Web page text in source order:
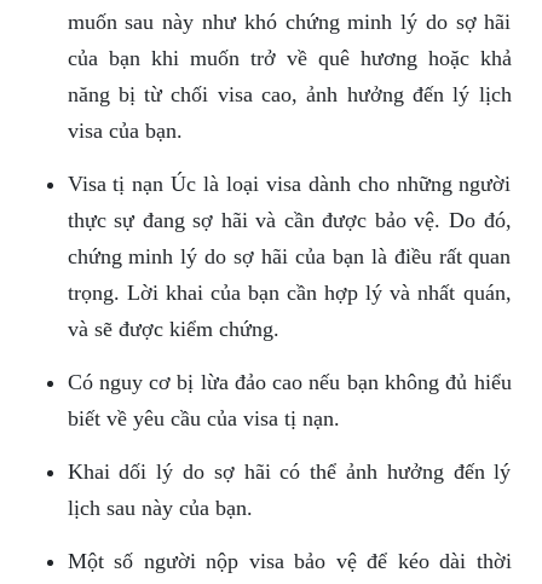
muốn sau này như khó chứng minh lý do sợ hãi
của bạn khi muốn trở về quê hương hoặc khả
năng bị từ chối visa cao, ảnh hưởng đến lý lịch
visa của bạn.
Visa tị nạn Úc là loại visa dành cho những người
thực sự đang sợ hãi và cần được bảo vệ. Do đó,
chứng minh lý do sợ hãi của bạn là điều rất quan
trọng. Lời khai của bạn cần hợp lý và nhất quán,
và sẽ được kiểm chứng.
Có nguy cơ bị lừa đảo cao nếu bạn không đủ hiểu
biết về yêu cầu của visa tị nạn.
Khai dối lý do sợ hãi có thể ảnh hưởng đến lý
lịch sau này của bạn.
Một số người nộp visa bảo vệ để kéo dài thời